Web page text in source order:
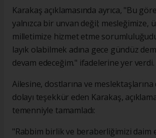
Karakaş açıklamasında ayrıca, "Bu
yalnızca bir unvan değil; mesleğimize,
milletimize hizmet etme
layık olabilmek adına gece gündüz
devam edeceğim." ifadelerine yer verdi.
Ailesine, dostlarına ve
dolayı teşekkür eden Karakaş,
temenniyle tamamladı:
"Rabbim birlik ve beraberliğimizi daim